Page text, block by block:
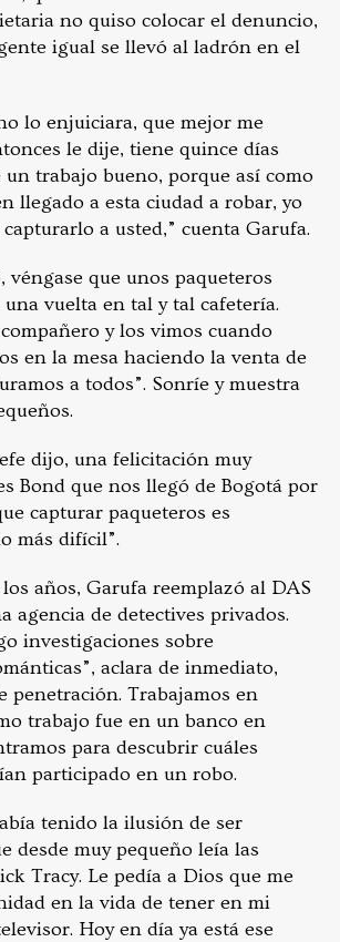
no quiso colocar el denuncio,
igual se llevó al ladrón en el
lo enjuiciara, que mejor me
le dije, tiene quince días
un trabajo bueno, porque así como
llegado a esta ciudad a robar, yo
a usted,” cuenta Garufa.
véngase que unos paqueteros
vuelta en tal y tal cafetería.
y los vimos cuando
en la mesa haciendo la venta de
a todos”. Sonríe y muestra
dijo, una felicitación muy
Bond que nos llegó de Bogotá por
capturar paqueteros es
más difícil”.
años, Garufa reemplazó al DAS
agencia de detectives privados.
investigaciones sobre
aclara de inmediato,
penetración. Trabajamos en
trabajo fue en un banco en
para descubrir cuáles
participado en un robo.
tenido la ilusión de ser
desde muy pequeño leía las
Tracy. Le pedía a Dios que me
en la vida de tener en mi
Hoy en día ya está ese